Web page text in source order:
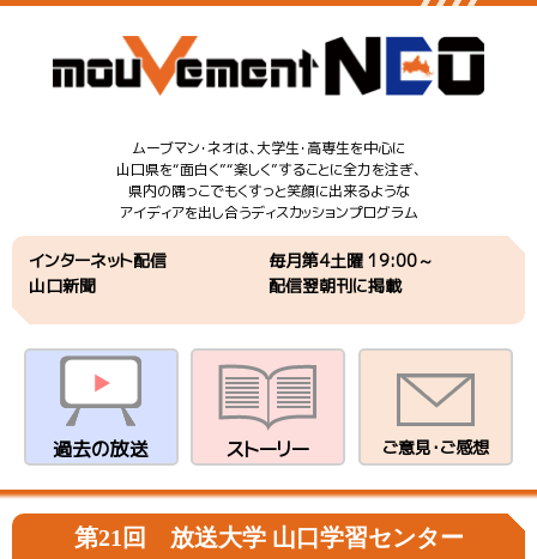
ムーブマン・ネオは、大学生・高専生を中心に
山口県を“面白く”“楽しく”することに全力を注ぎ、
県内の隅っこでもくすっと笑顔に出来るような
アイディアを出し合うディスカッションプログラム
インターネット配信
毎月第4土曜 19:00～
山口新聞
配信翌朝刊に掲載
過去の放送 ストーリー ご意見・ご感想
第21回 放送大学 山口学習センター